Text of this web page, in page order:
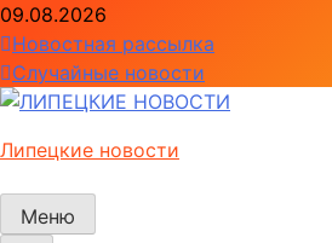
Перейти
к
содержимому
09.08.2026
Новостная рассылка
Случайные новости
Липецкие новости
Меню